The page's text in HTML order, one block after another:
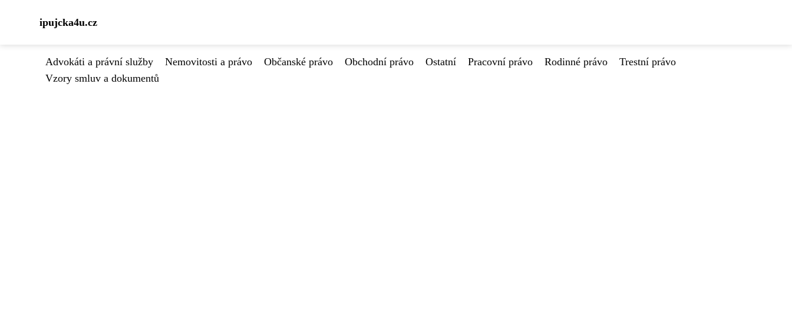
ipujcka4u.cz
Advokáti a právní služby Nemovitosti a právo Občanské právo Obchodní právo Ostatní Pracovní právo Rodinné právo
Trestní právo
Vzory smluv a dokumentů